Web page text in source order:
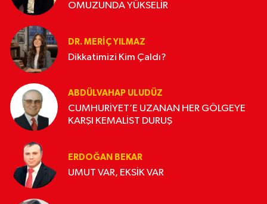
OMUZUNDA YÜKSELİR
DR. MERIÇ YILMAZ
Dikkatimizi Kim Çaldı?
ABDÜLVAHAP ULUDÜZ
CUMHURİYET’E UZANAN HER GÖLGEYE
KARŞI KEMALİST DURUŞ
ERDOĞAN BEKAR
UMUT VAR, EKSİK VAR